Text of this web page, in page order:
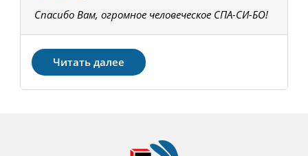
Спасибо Вам, огромное человеческое СПА-СИ-БО!
Читать далее